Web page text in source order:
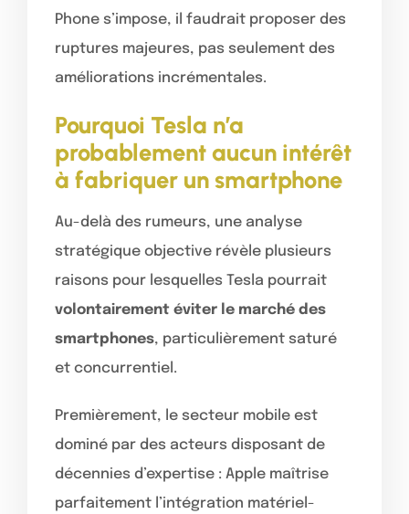
Phone s’impose, il faudrait proposer des
ruptures majeures, pas seulement des
améliorations incrémentales.
Pourquoi Tesla n’a
probablement aucun intérêt
à fabriquer un smartphone
Au-delà des rumeurs, une analyse
stratégique objective révèle plusieurs
raisons pour lesquelles Tesla pourrait
volontairement éviter le marché des
smartphones, particulièrement saturé
et concurrentiel.
Premièrement, le secteur mobile est
dominé par des acteurs disposant de
décennies d’expertise : Apple maîtrise
parfaitement l’intégration matériel-